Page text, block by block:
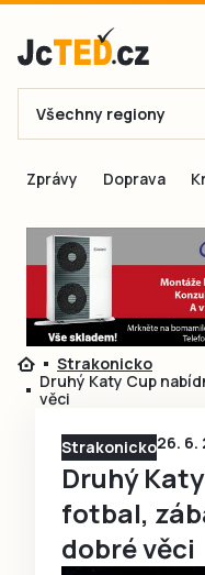
E-mail
Všechny regiony
Zprávy Doprava
Strakonicko
Druhý Katy Cup
věci
Strakonicko26. 6.
Druhý
fotbal,
dobré věci